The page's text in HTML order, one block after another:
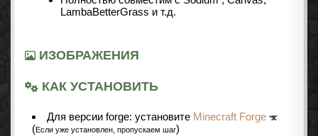
LambaBetterGrass и т.д.
ИЗОБРАЖЕНИЯ
КАК УСТАНОВИТЬ
Для версии forge: установите Minecraft Forge
(Если уже установлен, пропускаем шаг)